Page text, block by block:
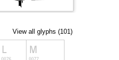
View all glyphs (101)